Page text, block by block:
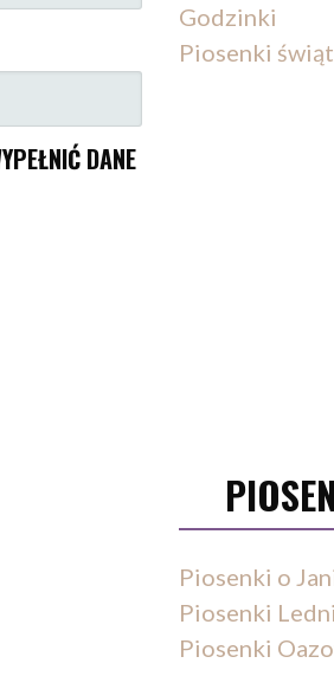
DANE
Godzinki
Piosenki
Piosenki o
Piosenki
Piosenki